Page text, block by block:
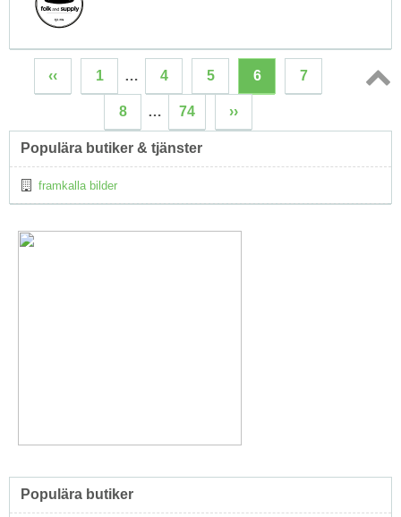
‹‹ 1 … 4 5 6 7
8 … 74 ››
Populära butiker & tjänster
framkalla bilder
Populära butiker